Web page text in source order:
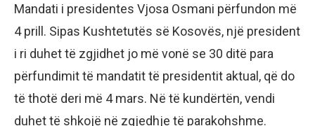
Mandati i presidentes Vjosa Osmani përfundon më
4 prill. Sipas Kushtetutës së Kosovës, një president
i ri duhet të zgjidhet jo më vonë se 30 ditë para
përfundimit të mandatit të presidentit aktual, që do
të thotë deri më 4 mars. Në të kundërtën, vendi
duhet të shkojë në zgjedhje të parakohshme.